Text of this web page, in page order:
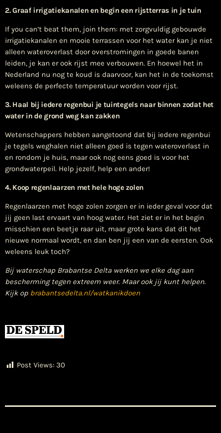
2. Graaf irrigatiekanalen en begin een rijstterras in je tuin
If you can’t beat them, join them: met zorgvuldig gebouwde
irrigatiekanalen en mooie terrassen voor het water kan je niet
alleen wateroverlast door overstromingen in goede banen
leiden, je kan er ook rijst mee verbouwen. En hoewel het in
Nederland nu nog te koud is daarvoor, kan het in de toekomst
weleens de perfecte temperatuur worden voor rijst.
3. Haal bij iedere regenbui je tuintegels naar binnen zodat het
water in de grond weg kan zakken
Wetenschappers hebben aangetoond dat bij iedere regenbui
je tegels weghalen niet alleen goed is tegen wateroverlast in
en rondom je huis, maar ook nog eens goed is voor het
grondwaterpeil. Help jezelf, help een ander!
4. Koop regenlaarzen met hele hoge zolen
Regenlaarzen met hoge zolen zorgen er in ieder geval voor dat
jij geen last ervaart van hoog water. Het ziet er in het begin
misschien een beetje raar uit, maar grote kans dat dit het
nieuwe normaal wordt, en dan ben jij een van de eersten. Ook
weleens leuk toch?
Bij waterschap Brabantse Delta werken we elke dag aan
bescherming tegen extreem weer. Maar ook jij kunt helpen.
Kijk op brabantsedelta.nl/watkanikdoen
Post Views: 30